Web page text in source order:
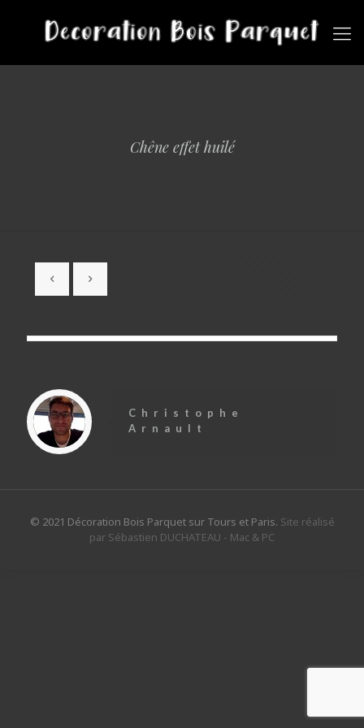
Chêne effet huilé
Christophe
Arnault
© 2021 Décoration Bois Parquet sur Tours et Paris. Site réalisé
par Sébastien DUCHATEAU - Mac & PC